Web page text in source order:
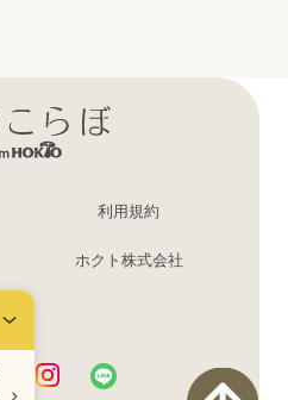
利用規約
ホクト株式会社